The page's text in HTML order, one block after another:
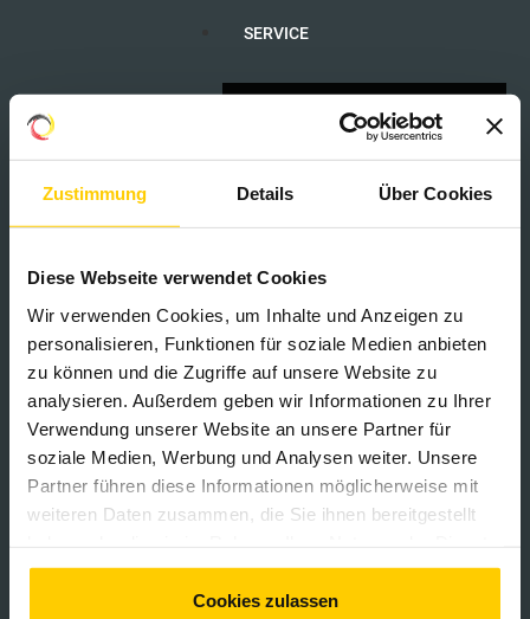
Zustimmung Details Über Cookies
Diese Webseite verwendet Cookies
Wir verwenden Cookies, um Inhalte und Anzeigen zu
personalisieren, Funktionen für soziale Medien anbieten
zu können und die Zugriffe auf unsere Website zu
analysieren. Außerdem geben wir Informationen zu Ihrer
Verwendung unserer Website an unsere Partner für
soziale Medien, Werbung und Analysen weiter. Unsere
Partner führen diese Informationen möglicherweise mit
weiteren Daten zusammen, die Sie ihnen bereitgestellt
gesammelt haben. Sie geben Einwilligung zu unseren
Cookies, wenn Sie unsere Webseite weiterhin nutzen.
Cookies zulassen
SERVICE
LIEFERANSCHRIFT
HAFTUNGSAUSSCHLUSS
CAMPING
MEDIA
PRESSEMITTEILUNGEN
ALLE NEWS
MÁRQUEZ-MANIA AM SPRINT-SAMSTAG...